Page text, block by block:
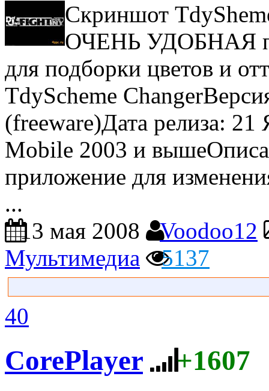
Скриншот
ОЧЕНЬ УДОБНАЯ
для подборки цветов и
TdyScheme
(freeware)Дата релиза:
Mobile 2003 и
приложение для
...
13 мая 2008
Voodoo12
Мультимедиа
5137
40
CorePlayer +1607